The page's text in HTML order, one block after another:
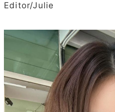
Editor/Julie